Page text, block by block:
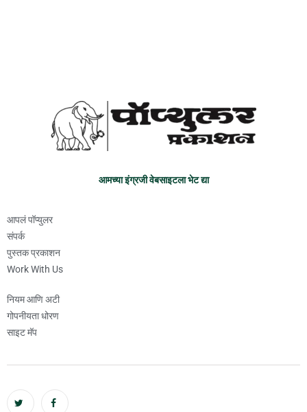
आमच्या इंग्रजी वेबसाइटला भेट द्या
आपलं पॉप्युलर
संपर्क
पुस्तक प्रकाशन
Work With Us
नियम आणि अटी
गोपनीयता धोरण
साइट मॅप